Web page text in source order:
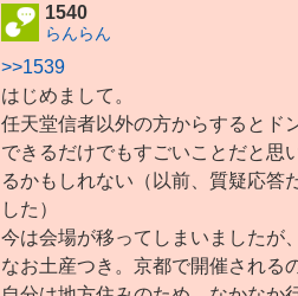
1540
らんらん
>>1539
はじめまして。
任天堂信者以外の方からするとド
できるだけでもすごいことだと思
るかもしれない（以前、質疑応答
した）
今は会場が移ってしまいましたが
なお土産つき。京都で開催される